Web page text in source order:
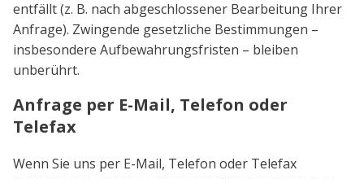
entfällt (z. B. nach abgeschlossener Bearbeitung Ihrer
Anfrage). Zwingende gesetzliche Bestimmungen –
insbesondere Aufbewahrungsfristen – bleiben
unberührt.
Anfrage per E-Mail, Telefon oder
Telefax
Wenn Sie uns per E-Mail, Telefon oder Telefax